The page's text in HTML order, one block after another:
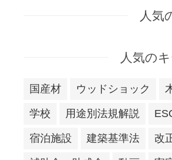
人気
人気の
国産材 ウッドショック
学校 用途別法規解説
宿泊施設 建築基準法 改